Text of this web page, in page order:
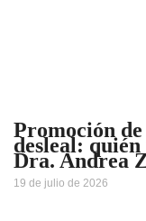
Promoción
desleal:
Dra. Andrea
19 de julio de 2026